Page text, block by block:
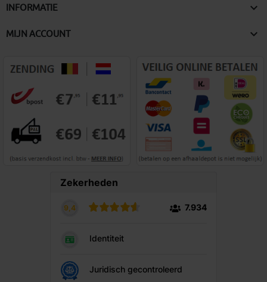
INFORMATIE 
MIJN ACCOUNT 